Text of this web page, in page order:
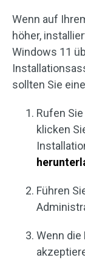
Wenn auf
höher,
Windows 11
sollten Sie
Rufen
klicken
Führen
Wenn die